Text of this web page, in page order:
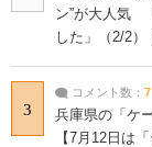
ン”が大人気
した」（2/2）
3
コメント数： 7
兵庫県の「ケ
【7月12日は